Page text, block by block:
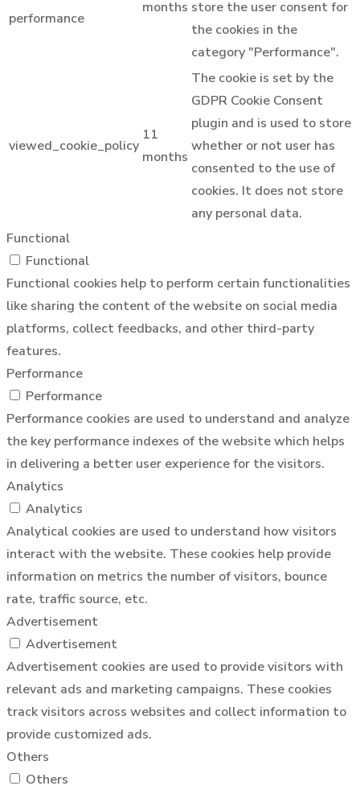
performance
months store the user consent for
the cookies in the
category "Performance".
viewed_cookie_policy
11
months
The cookie is set by the
GDPR Cookie Consent
plugin and is used to store
whether or not user has
consented to the use of
cookies. It does not store
any personal data.
Functional
Functional
Functional cookies help to perform certain functionalities
like sharing the content of the website on social media
platforms, collect feedbacks, and other third-party
features.
Performance
Performance
Performance cookies are used to understand and analyze
the key performance indexes of the website which helps
in delivering a better user experience for the visitors.
Analytics
Analytics
Analytical cookies are used to understand how visitors
interact with the website. These cookies help provide
information on metrics the number of visitors, bounce
rate, traffic source, etc.
Advertisement
Advertisement
Advertisement cookies are used to provide visitors with
relevant ads and marketing campaigns. These cookies
track visitors across websites and collect information to
provide customized ads.
Others
Others